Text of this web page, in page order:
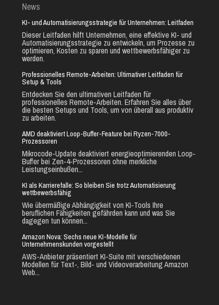
News
KI- und Automatisierungsstrategie für Unternehmen: Leitfaden
Dieser Leitfaden hilft Unternehmen, eine effektive KI- und
Automatisierungsstrategie zu entwickeln, um Prozesse zu
optimieren, Kosten zu sparen und wettbewerbsfähiger zu
werden.
Professionelles Remote-Arbeiten: Ultimativer Leitfaden für
Setup & Tools
Entdecken Sie den ultimativen Leitfaden für
professionelles Remote-Arbeiten. Erfahren Sie alles über
die besten Setups und Tools, um von überall aus produktiv
zu arbeiten.
AMD deaktiviert Loop-Buffer-Feature bei Ryzen-7000-
Prozessoren
Mikrocode-Update deaktiviert energieoptimierenden Loop-
Buffer bei Zen-4-Prozessoren ohne merkliche
Leistungseinbußen...
KI als Karrierefalle: So bleiben Sie trotz Automatisierung
wettbewerbsfähig
Wie übermäßige Abhängigkeit von KI-Tools Ihre
beruflichen Fähigkeiten gefährden kann und was Sie
dagegen tun können...
Amazon Nova: Sechs neue KI-Modelle für
Unternehmenskunden vorgestellt
AWS-Anbieter präsentiert KI-Suite mit verschiedenen
Modellen für Text-, Bild- und Videoverarbeitung Amazon
Web...